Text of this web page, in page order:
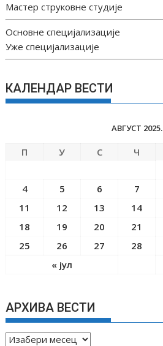
Мастер струковне студије
Основне специјализације
Уже специјализације
КАЛЕНДАР ВЕСТИ
АВГУСТ 2025.
П У С Ч
« јул
4
5 6 7
11
12 13 14
18
19 20 21
25
26 27 28
АРХИВА ВЕСТИ
А